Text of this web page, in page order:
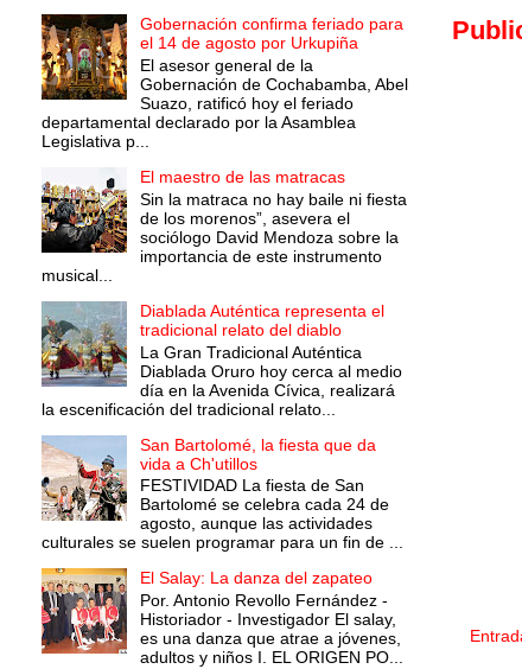
Gobernación confirma feriado para
el 14 de agosto por Urkupiña
El asesor general de la
Gobernación de Cochabamba, Abel
Suazo, ratificó hoy el feriado
departamental declarado por la Asamblea
Legislativa p...
El maestro de las matracas
Sin la matraca no hay baile ni fiesta
de los morenos”, asevera el
sociólogo David Mendoza sobre la
importancia de este instrumento
musical...
Diablada Auténtica representa el
tradicional relato del diablo
La Gran Tradicional Auténtica
Diablada Oruro hoy cerca al medio
día en la Avenida Cívica, realizará
la escenificación del tradicional relato...
San Bartolomé, la fiesta que da
vida a Ch'utillos
FESTIVIDAD La fiesta de San
Bartolomé se celebra cada 24 de
agosto, aunque las actividades
culturales se suelen programar para un fin de ...
El Salay: La danza del zapateo
Por. Antonio Revollo Fernández -
Historiador - Investigador El salay,
es una danza que atrae a jóvenes,
adultos y niños I. EL ORIGEN PO...